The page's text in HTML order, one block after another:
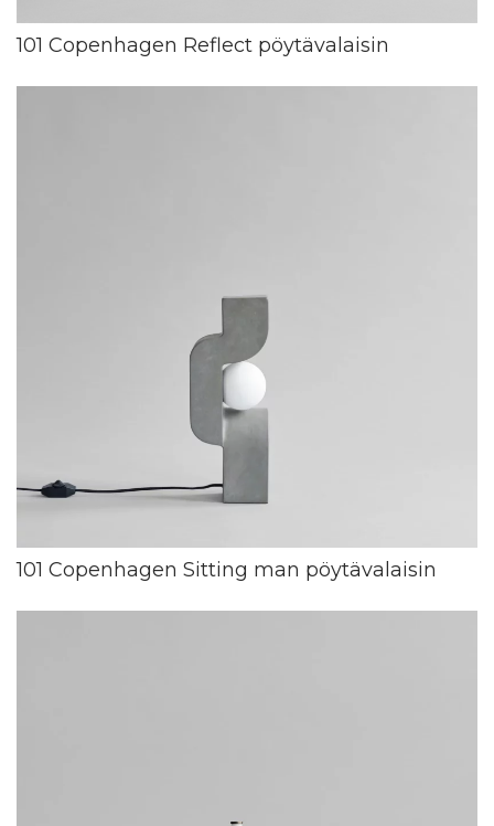
101 Copenhagen Reflect pöytävalaisin
101 Copenhagen Sitting man pöytävalaisin